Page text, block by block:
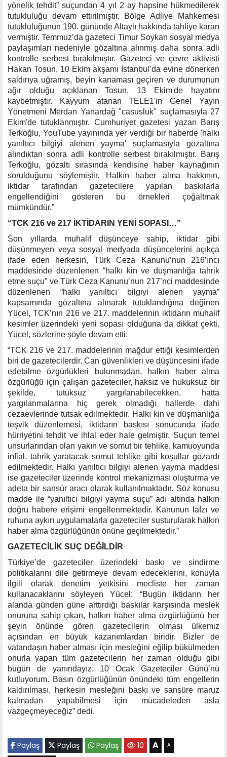
yönelik tehdit” suçundan 4 yıl 2 ay hapsine hükmedilerek
tutukluluğu devam ettirilmiştir. Bölge Adliye Mahkemesi
tutukluluğunun 190. gününde Altaylı hakkında tahliye kararı
vermiştir. Temmuz’da gazeteci Timur Soykan sosyal medya
paylaşımları nedeniyle gözaltına alınmış daha sonra adli
kontrolle serbest bırakılmıştır. Gazeteci ve çevre aktivisti
Hakan Tosun, 10 Ekim akşamı İstanbul’da evine dönerken
saldırıya uğramış, beyin kanaması geçiren ve durumunun
ağır olduğu açıklanan Tosun, 13 Ekim'de hayatını
kaybetmiştir. Kayyum atanan TELE1'in Genel Yayın
Yönetmeni Merdan Yanardağ "casusluk" suçlamasıyla 27
Ekim'de tutuklanmıştır. Cumhuriyet gazetesi yazarı Barış
Terkoğlu, YouTube yayınında yer verdiği bir haberde 'halkı
yanıltıcı bilgiyi alenen yayma' suçlamasıyla gözaltına
alındıktan sonra adli kontrolle serbest bırakılmıştır. Barış
Terkoğlu, gözaltı sırasında kendisine haber kaynağının
sorulduğunu söylemiştir. Halkın haber alma hakkının,
iktidar tarafından gazetecilere yapılan baskılarla
engellendiğini gösteren bu örnekleri çoğaltmak
mümkündür.”
“TCK 216 ve 217 İKTİDARIN YENİ SOPASI…”
Son yıllarda muhalif düşünceye sahip, iktidar gibi
düşünmeyen veya sosyal medyada düşüncelerini açıkça
ifade eden herkesin, Türk Ceza Kanunu’nun 216’ıncı
maddesinde düzenlenen “halkı kin ve düşmanlığa tahrik
etme suçu” ve Türk Ceza Kanunu’nun 217’nci maddesinde
düzenlenen “halkı yanıltıcı bilgiyi alenen yayma”
kapsamında gözaltına alınarak tutuklandığına değinen
Yücel, TCK’nın 216 ve 217. maddelerinin iktidarın muhalif
kesimler üzerindeki yeni sopası olduğuna da dikkat çekti.
Yücel, sözlerine şöyle devam etti:
“TCK 216 ve 217. maddelerinin mağdur ettiği kesimlerden
biri de gazetecilerdir. Can güvenlikleri ve düşüncesini ifade
edebilme özgürlükleri bulunmadan, halkın haber alma
özgürlüğü için çalışan gazeteciler, haksız ve hukuksuz bir
şekilde, tutuksuz yargılanabilecekken, hatta
yargılanmalarına hiç gerek olmadığı hallerde dahi
cezaevlerinde tutsak edilmektedir. Halkı kin ve düşmanlığa
teşvik düzenlemesi, iktidarın baskısı sonucunda ifade
hürriyetini tehdit ve ihlal eder hale gelmiştir. Suçun temel
unsurlarından olan yakın ve somut bir tehlike, kamuoyunda
infial, tahrik yaratacak somut tehlike gibi koşullar gözardı
edilmektedir. Halkı yanıltıcı bilgiyi alenen yayma maddesi
ise gazeteciler üzerinde kontrol mekanizması oluşturma ve
adeta bir sansür aracı olarak kullanılmaktadır. Söz konusu
madde ile “yanıltıcı bilgiyi yayma suçu” adı altında halkın
doğru habere erişimi engellenmektedir. Kanunun lafzı ve
ruhuna aykırı uygulamalarla gazeteciler susturularak halkın
haber alma özgürlüğünün önüne geçilmektedir.”
GAZETECİLİK SUÇ DEĞİLDİR
Türkiye’de gazeteciler üzerindeki baskı ve sindirme
politikalarını dile getirmeye devam edeceklerini, konuyla
ilgili olarak denetim yetkisini mecliste her zaman
kullanacaklarını söyleyen Yücel; “Bugün iktidarın her
alanda günden güne arttırdığı baskılar karşısında meslek
onuruna sahip çıkan, halkın haber alma özgürlüğünü her
şeyin önünde gören gazetecilerin olması ülkemiz
açısından en büyük kazanımlardan biridir. Bizler de
vatandaşın haber alması için mesleğini eğilip bükülmeden
onurla yapan tüm gazetecilerin her zaman olduğu gibi
bugün de yanındayız. 10 Ocak Gazeteciler Günü’nü
kutluyorum. Basın özgürlüğünün önündeki tüm engellerin
kaldırılması, herkesin mesleğini baskı ve sansüre maruz
kalmadan yapabilmesi için mücadeleden asla
vazgeçmeyeceğiz” dedi.
Paylaş Paylaş Paylaş 10 A A